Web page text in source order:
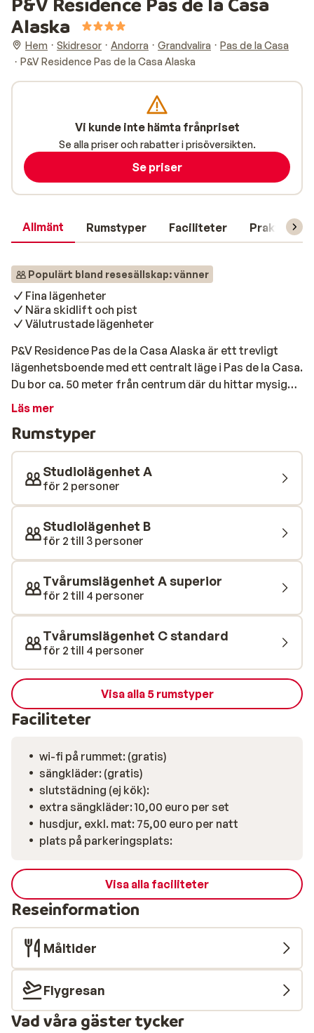
Alaska
Hem Skidresor Andorra Grandvalira
Pas de la Casa
P&V Residence Pas de la Casa Alaska
Allmänt Rumstyper Faciliteter Praktisk
Populärt bland resesällskap: vänner
Fina lägenheter
Nära skidlift och pist
Välutrustade lägenheter
P&V Residence Pas de la Casa Alaska är ett trevligt
lägenhetsboende med ett centralt läge i Pas de la Casa.
Du bor ca. 50 meter från centrum där du hittar mysiga
barer, affärer och restauranger. Lägenheterna är fint
bekvämligheter. Den första pisten och skidliften hittar
du redan 100 meter bort.
Läs mer
Rumstyper
Studiolägenhet A
för 2 personer
Studiolägenhet B
för 2 till 3 personer
Tvårumslägenhet A superior
för 2 till 4 personer
Tvårumslägenhet C standard
för 2 till 4 personer
Visa alla 5 rumstyper
Faciliteter
wi-fi på rummet: (gratis)
sängkläder: (gratis)
slutstädning (ej kök):
extra sängkläder: 10,00 euro per set
husdjur, exkl. mat: 75,00 euro per natt
plats på parkeringsplats:
Visa alla faciliteter
Reseinformation
Måltider
Flygresan
Vad våra gäster tycker
Vi kunde inte hämta frånpriset
Se alla priser och rabatter i prisöversikten.
Se priser